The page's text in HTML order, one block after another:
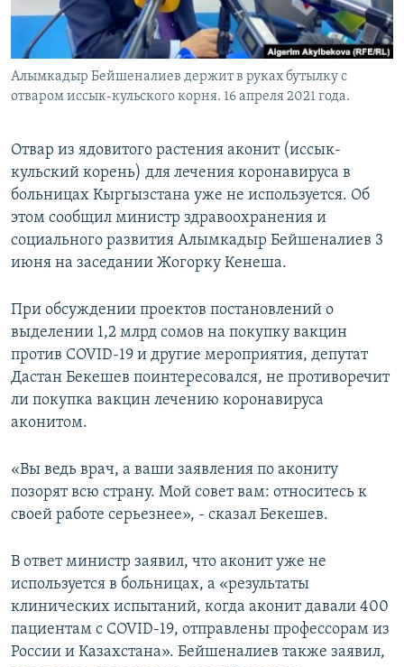
Алымкадыр Бейшеналиев держит в руках бутылку с
отваром иссык-кульского корня. 16 апреля 2021 года.
Отвар из ядовитого растения аконит (иссык-
кульский корень) для лечения коронавируса в
больницах Кыргызстана уже не используется. Об
этом сообщил министр здравоохранения и
социального развития Алымкадыр Бейшеналиев 3
июня на заседании Жогорку Кенеша.
При обсуждении проектов постановлений о
выделении 1,2 млрд сомов на покупку вакцин
против COVID-19 и другие мероприятия, депутат
Дастан Бекешев поинтересовался, не противоречит
ли покупка вакцин лечению коронавируса
аконитом.
«Вы ведь врач, а ваши заявления по акониту
позорят всю страну. Мой совет вам: относитесь к
своей работе серьезнее», - сказал Бекешев.
В ответ министр заявил, что аконит уже не
используется в больницах, а «результаты
клинических испытаний, когда аконит давали 400
пациентам с COVID-19, отправлены профессорам из
России и Казахстана». Бейшеналиев также заявил,